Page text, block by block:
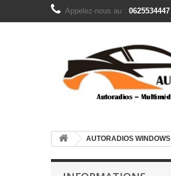
Appelez-nous au : 0625534447
AUTORADIOS WINDOWS